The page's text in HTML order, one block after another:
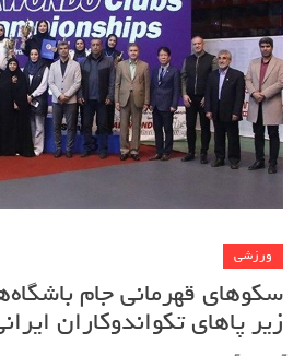
ورزشی
سکوهای قهرمانی جام
زیر پاهای تکواندوکاران